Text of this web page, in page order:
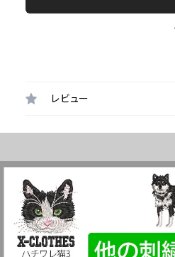
レビュー